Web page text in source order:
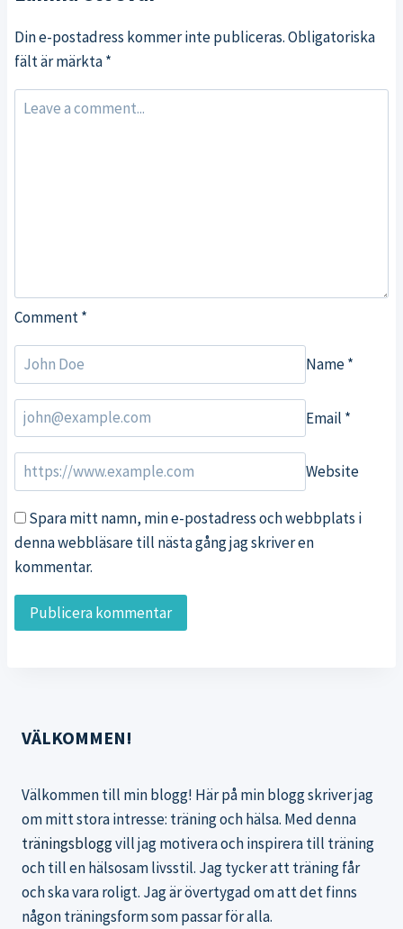
Din e-postadress kommer inte publiceras.Obligatoriska
fält är märkta*
Comment*
Name*
Email *
Website
Spara mitt namn, min e-postadress och webbplats i
denna webbläsare till nästa gång jag skriver en
kommentar.
VÄLKOMMEN!
Välkommen till min blogg! Här på min blogg skriver jag
om mitt stora intresse: träning och hälsa. Med denna
träningsbloggvill jag motivera och inspirera till träning
och till en hälsosam livsstil. Jag tycker att träning får
och ska vara roligt. Jag är övertygad om att det finns
någon träningsform som passar för alla.